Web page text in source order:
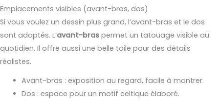
Emplacements visibles (avant-bras, dos)
Si vous voulez un dessin plus grand, l’avant-bras et le dos
sont adaptés. L’avant-bras permet un tatouage visible au
quotidien. Il offre aussi une belle toile pour des détails
réalistes.
Avant-bras : exposition au regard, facile à montrer.
Dos : espace pour un motif celtique élaboré.